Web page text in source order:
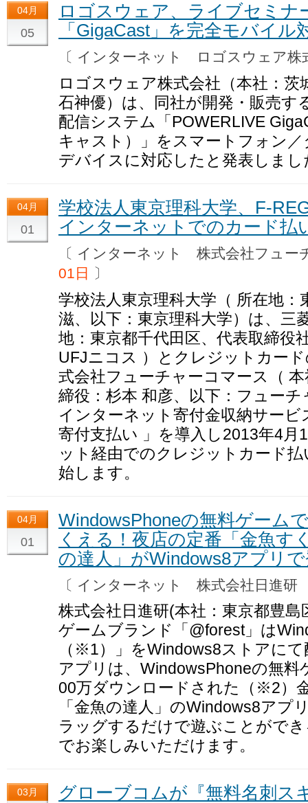
04月
05
ロゴスウェア、ライブセミナ
「GigaCast」を完全モバイル
〔 インターネット ロゴスウェア
ロゴスウェア株式会社（本社：
石神優）は、同社が開発・販売す
配信システム「POWERLIVE
キャスト）」をスマートフォン
デバイスに対応したと発表しまし
04月
01
学校法人東京理科大学、F-
インターネットでのカード払
〔 インターネット 株式会社フュ
01日
〕
学校法人東京理科大学（ 所在地：
滋、以下：東京理科大学）は、三
地：東京都千代田区、代表取締役
UFJニコス ）とクレジットカー
式会社フューチャーコマース（
締役：杉本 和彦、以下：フュー
インターネット寄付金収納サー
寄付支払い 」を導入し2013年4
ット経由でのクレジットカード
始します。
04月
01
WindowsPhoneの無料ゲーム
くえる！夜店の定番「金魚す
の達人」がWindows8アプリ
〔 インターネット 株式会社日進
株式会社日進研(本社：東京都豊
ゲームブランド「@forest」は
（※1）」をWindows8ストアに
アプリは、WindowsPhoneの無料
00万ダウンロードされた（※2）
「金魚の達人」のWindows8アプ
ラッグするだけで遊ぶことがで
でお楽しみいただけます。
03月
グローブコムが『無料名刺ス